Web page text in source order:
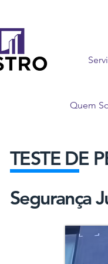
Quem
TESTE DE
Segurança